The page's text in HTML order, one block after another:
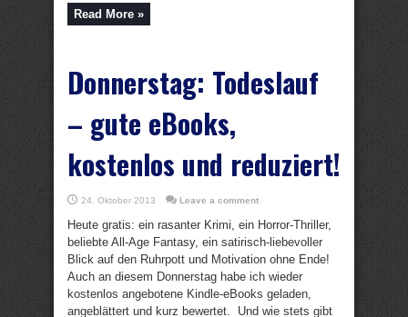
Read More »
Donnerstag: Todeslauf
– gute eBooks,
kostenlos und reduziert!
24. Oktober 2013 Leave a comment
Heute gratis: ein rasanter Krimi, ein Horror-Thriller,
beliebte All-Age Fantasy, ein satirisch-liebevoller
Blick auf den Ruhrpott und Motivation ohne Ende!
Auch an diesem Donnerstag habe ich wieder
kostenlos angebotene Kindle-eBooks geladen,
angeblättert und kurz bewertet. Und wie stets gibt